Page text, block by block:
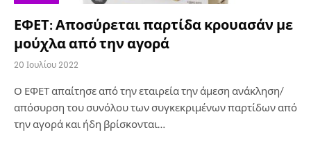
ΕΦΕΤ: Αποσύρεται παρτίδα κρουασάν με
μούχλα από την αγορά
20 Ιουλίου 2022
Ο ΕΦΕΤ απαίτησε από την εταιρεία την άμεση ανάκληση/
απόσυρση του συνόλου των συγκεκριμένων παρτίδων από
την αγορά και ήδη βρίσκονται…